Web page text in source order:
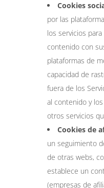
Cookies
por las
los servicios
contenido con
plataformas de
capacidad de
fuera de los
al contenido y
otros servicios
Cookies de
un seguimiento
de otras webs,
establece un
(empresas de